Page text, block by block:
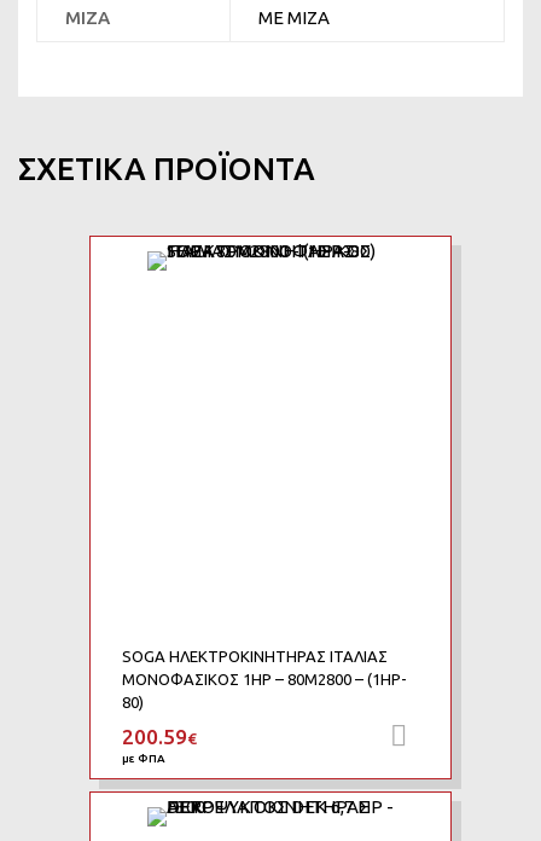
ΜΙΖΑ ΜΕ ΜΙΖΑ
ΣΧΕΤΙΚΆ ΠΡΟΪΌΝΤΑ
SOGA ΗΛΕΚΤΡΟΚΙΝΗΤΗΡΑΣ ΙΤΑΛΙΑΣ
ΜΟΝΟΦΑΣΙΚΟΣ 1HP – 80M2800 – (1HP-
80)
200.59€
με ΦΠΑ